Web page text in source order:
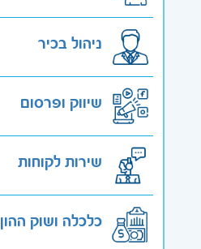
ניהול בכיר
שיווק ופרסום
שירות לקוחות
כלכלה ושוק ההון